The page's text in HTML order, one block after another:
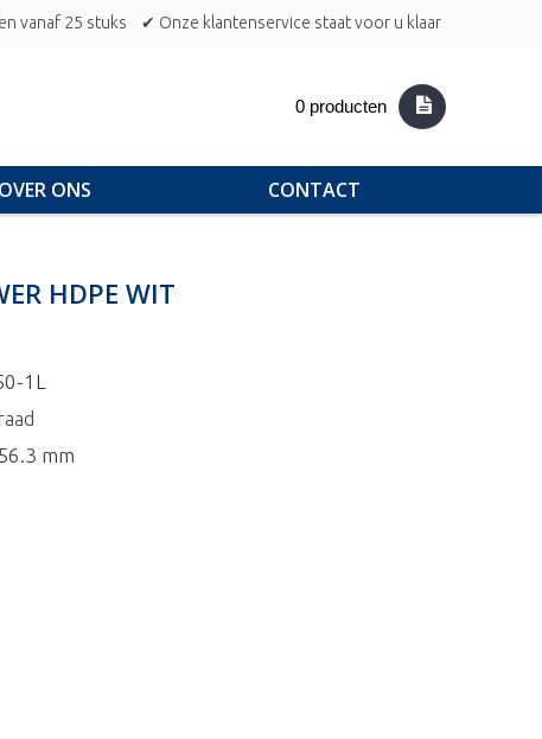
vanaf 25 stuks ✔ Onze klantenservice staat voor u klaar
0 producten
OVER ONS CONTACT
HDPE WIT
1L
mm